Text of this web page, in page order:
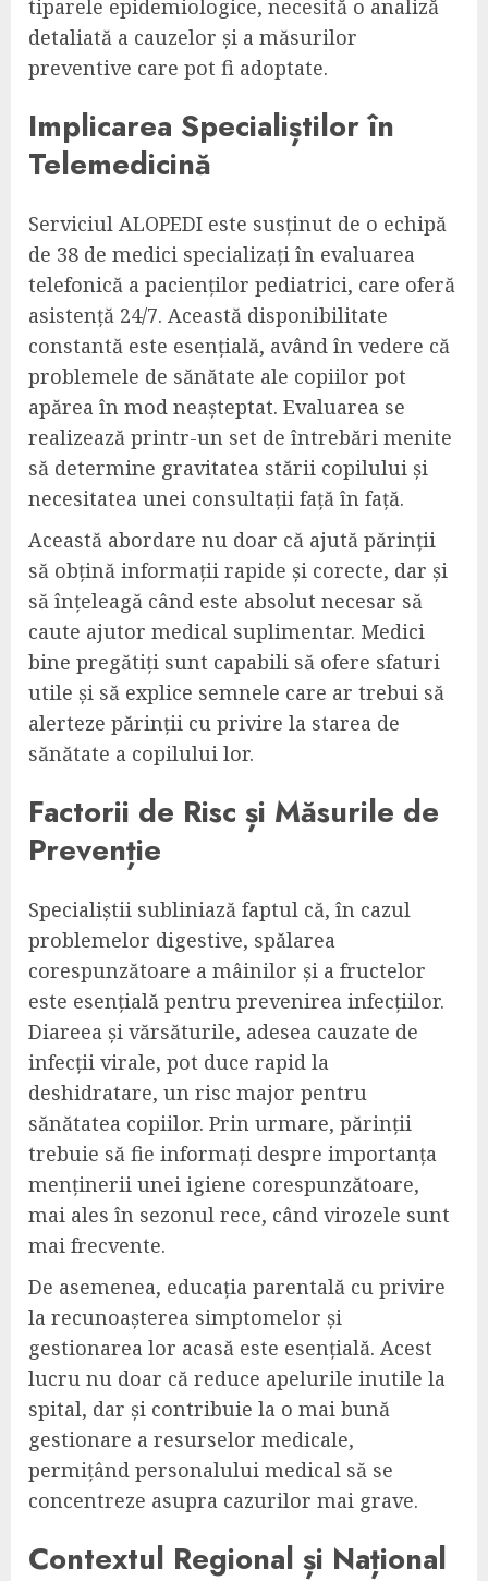
tiparele epidemiologice, necesită o analiză
detaliată a cauzelor și a măsurilor
preventive care pot fi adoptate.
Implicarea Specialiștilor în
Telemedicină
Serviciul ALOPEDI este susținut de o echipă
de 38 de medici specializați în evaluarea
telefonică a pacienților pediatrici, care oferă
asistență 24/7. Această disponibilitate
constantă este esențială, având în vedere că
problemele de sănătate ale copiilor pot
apărea în mod neașteptat. Evaluarea se
realizează printr-un set de întrebări menite
să determine gravitatea stării copilului și
necesitatea unei consultații față în față.
Această abordare nu doar că ajută părinții
să obțină informații rapide și corecte, dar și
să înțeleagă când este absolut necesar să
caute ajutor medical suplimentar. Medici
bine pregătiți sunt capabili să ofere sfaturi
utile și să explice semnele care ar trebui să
alerteze părinții cu privire la starea de
sănătate a copilului lor.
Factorii de Risc și Măsurile de
Prevenție
Specialiștii subliniază faptul că, în cazul
problemelor digestive, spălarea
corespunzătoare a mâinilor și a fructelor
este esențială pentru prevenirea infecțiilor.
Diareea și vărsăturile, adesea cauzate de
infecții virale, pot duce rapid la
deshidratare, un risc major pentru
sănătatea copiilor. Prin urmare, părinții
trebuie să fie informați despre importanța
menținerii unei igiene corespunzătoare,
mai ales în sezonul rece, când virozele sunt
mai frecvente.
De asemenea, educația parentală cu privire
la recunoașterea simptomelor și
gestionarea lor acasă este esențială. Acest
lucru nu doar că reduce apelurile inutile la
spital, dar și contribuie la o mai bună
gestionare a resurselor medicale,
permițând personalului medical să se
concentreze asupra cazurilor mai grave.
Contextul Regional și Național